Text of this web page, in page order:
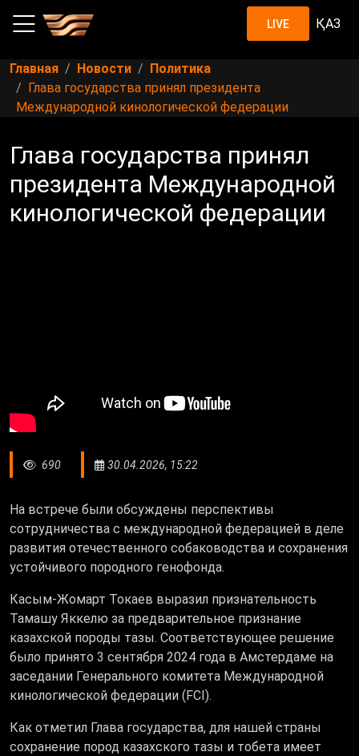
LIVE ҚАЗ
Главная Новости
Политика
Глава государства принял президента
Международной кинологической федерации
Глава государства принял
президента Международной
кинологической федерации
690 30.04.2026, 15:22
На встрече были обсуждены перспективы
сотрудничества с международной федерацией в деле
развития отечественного собаководства и сохранения
устойчивого породного генофонда.
Касым-Жомарт Токаев выразил признательность
Тамашу Яккелю за предварительное признание
казахской породы тазы. Соответствующее решение
было принято 3 сентября 2024 года в Амстердаме на
заседании Генерального комитета Международной
кинологической федерации (FCI).
Как отметил Глава государства, для нашей страны
сохранение пород казахского тазы и тобета имеет